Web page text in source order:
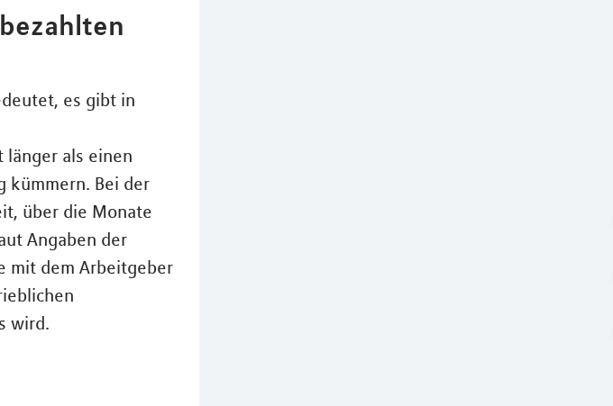
es gibt in
länger als einen
kümmern. Bei der
über die Monate
Angaben der
mit dem Arbeitgeber
wird.